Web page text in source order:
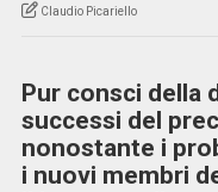
Claudio Picariello
Pur consci della
successi del
nonostante i
i nuovi membri